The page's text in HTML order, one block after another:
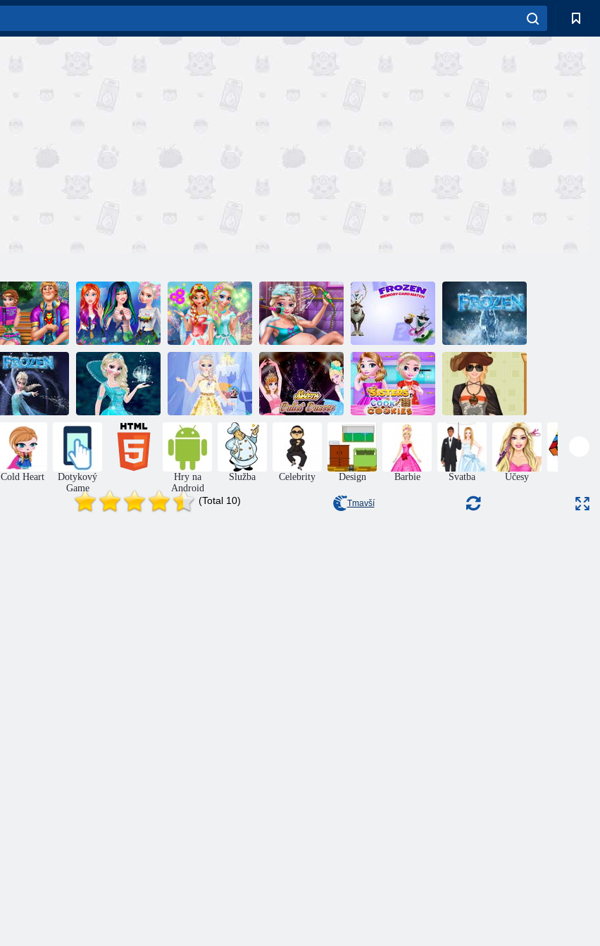
Ellie: Problémy
v lásce
Princezna: Tři
jarní festival
Anna a Elsa
Makeup null
Ice Queen
Těhotenství
Frozen:
Paměťové karty
Zmrazený zápas
3
Zápas Frozen
Elsa 3
Zmrzlá Elsa se
obleč
Zmrzlá
princezna 2
Sestry baletky
Sestry připravují
sušenky
Týden vojenský
styl
Cold Heart
Dotykový
Game
Hry na
Android
Služba Celebrity Design Barbie Svatba Účesy
(Total 10) Tmavší